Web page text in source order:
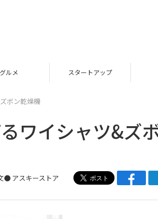
グルメ スタートアップ
ボン乾燥機
ワイシャツ&ズ
●アスキーストア